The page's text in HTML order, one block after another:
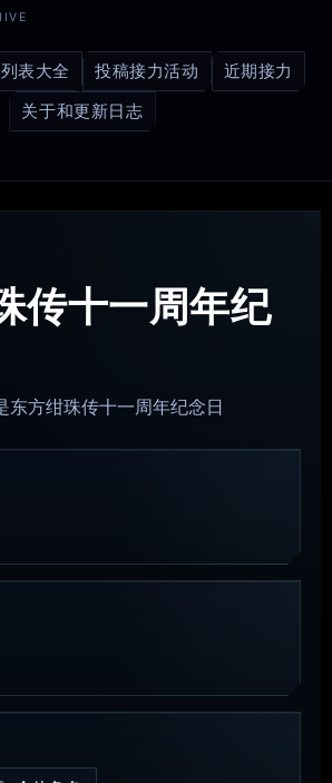
表大全 投稿接力活动
近期接力
关于和更新日志
传十一周年纪
方绀珠传十一周年纪念日